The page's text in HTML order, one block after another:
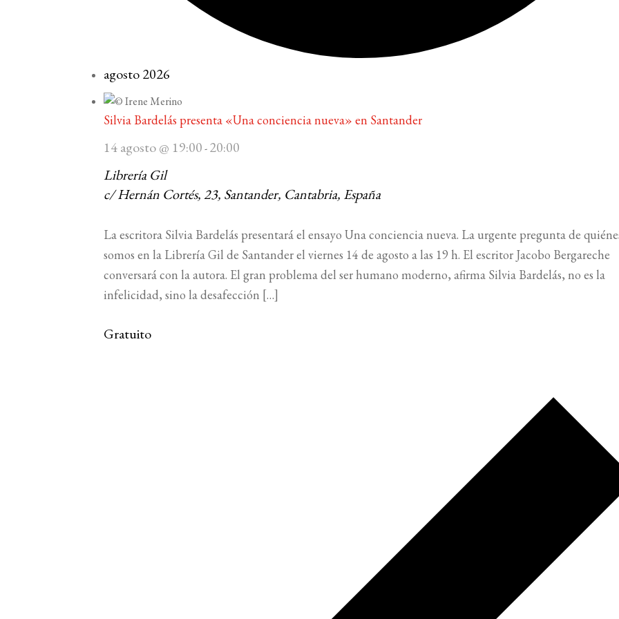
agosto 2026
Silvia Bardelás presenta «Una conciencia nueva» en Santander
14 agosto @ 19:00-20:00
Librería Gil
c/ Hernán Cortés, 23, Santander, Cantabria, España
La escritora Silvia Bardelás presentará el ensayo Una conciencia nueva. La urgente pregunta de
somos en la Librería Gil de Santander el viernes 14 de agosto a las 19 h. El escritor Jacobo Bergareche
conversará con la autora. El gran problema del ser humano moderno, afirma Silvia Bardelás, no es la
infelicidad, sino la desafección […]
Gratuito